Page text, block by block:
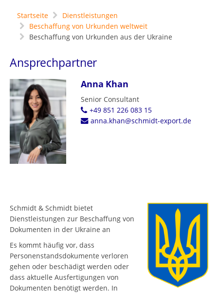
Startseite
Dienstleistungen
Beschaffung von Urkunden weltweit
Beschaffung von Urkunden aus der Ukraine
Ansprechpartner
Anna Khan
Senior Consultant
+49 851 226 083 15
anna.khan@schmidt-export.de
Schmidt & Schmidt bietet
Dienstleistungen zur Beschaffung von
Dokumenten in der Ukraine an
Es kommt häufig vor, dass
Personenstandsdokumente verloren
gehen oder beschädigt werden oder
dass aktuelle Ausfertigungen von
Dokumenten benötigt werden. In